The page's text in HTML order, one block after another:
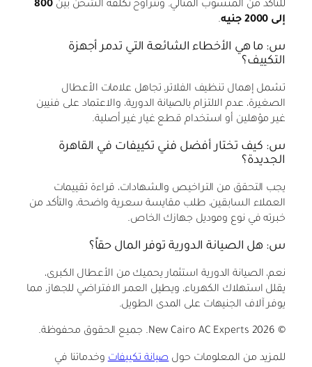
للتأكد من المنسوب المثالي. وتتراوح تكلفة الشحن بين 800
إلى 2000 جنيه
.
س: ما هي الأخطاء الشائعة التي تدمر أجهزة
التكييف؟
تشمل إهمال تنظيف الفلاتر، تجاهل علامات الأعطال
الصغيرة، عدم الالتزام بالصيانة الدورية، والاعتماد على فنيين
غير مؤهلين أو استخدام قطع غيار غير أصلية.
س: كيف تختار أفضل فني تكييفات في القاهرة
الجديدة؟
يجب التحقق من التراخيص والشهادات، قراءة تقييمات
العملاء السابقين، طلب مقايسة سعرية واضحة، والتأكد من
خبرته في نوع وموديل جهازك الخاص.
س: هل الصيانة الدورية توفر المال حقاً؟
نعم، الصيانة الدورية استثمار يحميك من الأعطال الكبرى،
يقلل استهلاك الكهرباء، ويطيل العمر الافتراضي للجهاز، مما
يوفر آلاف الجنيهات على المدى الطويل.
© 2026 New Cairo AC Experts. جميع الحقوق محفوظة.
للمزيد من المعلومات حولصيانة تكييفاتوخدماتنا في